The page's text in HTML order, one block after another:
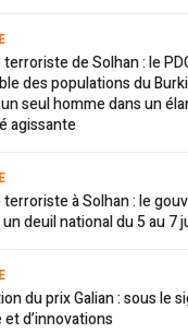
de Solhan : le
des populations du
seul homme dans un
agissante
à Solhan : le
deuil national du 5 au 7
du prix Galian : sous le
d’innovations